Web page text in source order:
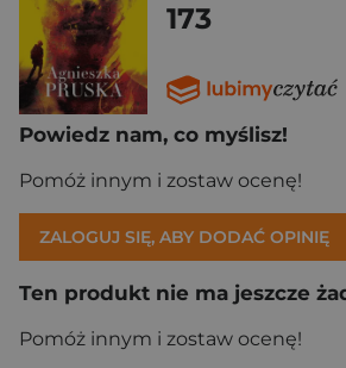
173
Powiedz nam, co myślisz!
Pomóż innym i zostaw ocenę!
ZALOGUJ SIĘ, ABY DODAĆ OPINIĘ
Ten produkt nie ma jeszcze
Pomóż innym i zostaw ocenę!